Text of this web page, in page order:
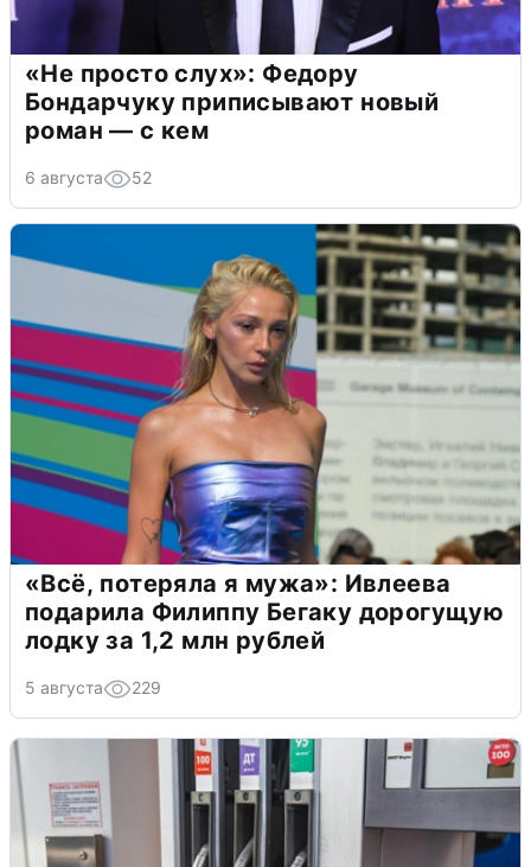
«Не просто слух»: Федору
Бондарчуку приписывают новый
роман — с кем
6 августа 52
«Всё, потеряла я мужа»: Ивлеева
подарила Филиппу Бегаку дорогущую
лодку за 1,2 млн рублей
5 августа 229